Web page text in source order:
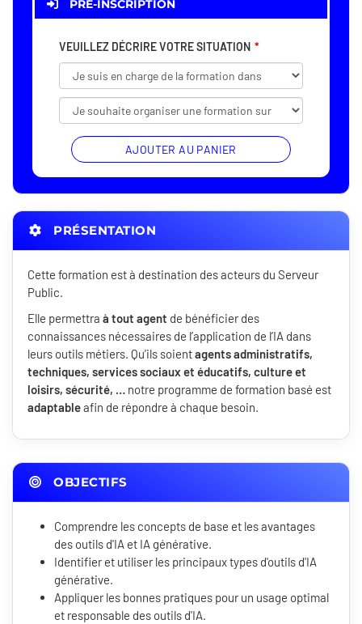
PRÉ-INSCRIPTION
VEUILLEZ DÉCRIRE VOTRE SITUATION
AJOUTER AU PANIER
PRÉSENTATION
Cette formation est à destination des acteurs du Serveur
Public.
Elle permettra à tout agent de bénéficier des
connaissances nécessaires de l’application de l’IA dans
leurs outils métiers. Qu’ils soientagents administratifs,
techniques, services sociaux et éducatifs, culture et
loisirs, sécurité, … notre programme de formation basé est
adaptableafin de répondre à chaque besoin.
OBJECTIFS
Comprendre les concepts de base et les avantages
des outils d'IA et IA générative.
Identifier et utiliser les principaux types d'outils d'IA
générative.
Appliquer les bonnes pratiques pour un usage optimal
et responsable des outils d'IA.